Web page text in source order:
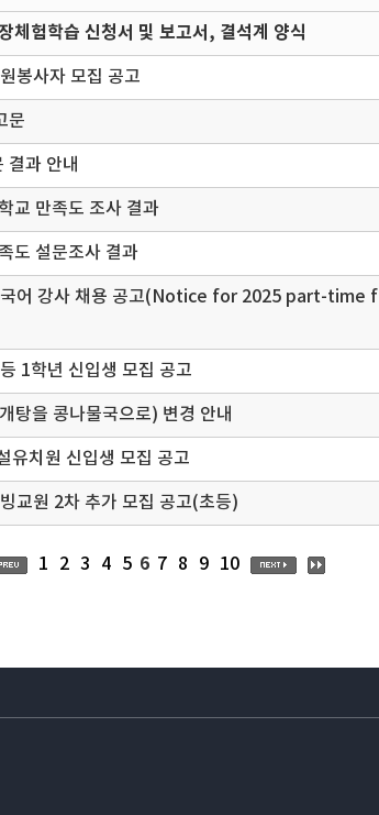
체험학습 신청서 및 보고서, 결석계 양식
봉사자 모집 공고
문
결과 안내
교 만족도 조사 결과
도 설문조사 결과
국어 강사 채용 공고(Notice for 2025 part-time f
1학년 신입생 모집 공고
탕을 콩나물국으로) 변경 안내
유치원 신입생 모집 공고
교원 2차 추가 모집 공고(초등)
1 2 3 4 5 6 7 8 9
10